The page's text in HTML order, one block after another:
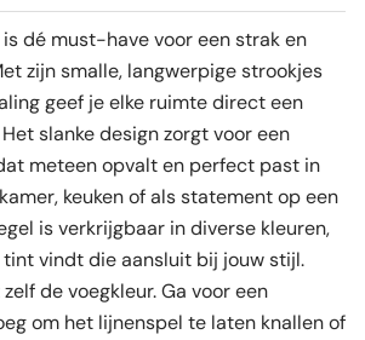
dé must-have voor een strak en
zijn smalle, langwerpige strookjes
geef je elke ruimte direct een
slanke design zorgt voor een
meteen opvalt en perfect past in
keuken of als statement op een
is verkrijgbaar in diverse kleuren,
vindt die aansluit bij jouw stijl.
de voegkleur. Ga voor een
om het lijnenspel te laten knallen of